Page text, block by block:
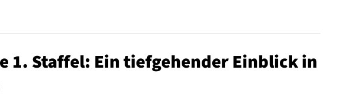
1. Staffel: Ein tiefgehender Einblick in